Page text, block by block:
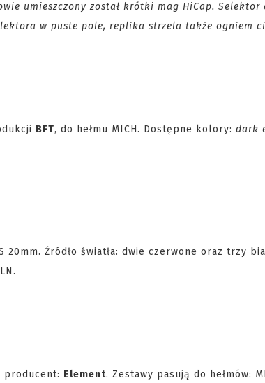
umieszczony został krótki mag HiCap.
w puste pole, replika strzela także ogniem
BFT, do hełmu MICH. Dostępne kolory: dark
Źródło światła: dwie czerwone oraz trzy
producent: Element. Zestawy pasują do hełmów: